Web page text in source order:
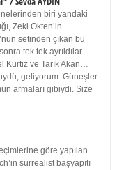
biri yandaki
Zeki Ökten’in
setinden çıkan bu
tek tek ayrıldılar
Kurtiz ve Tarık Akan…
geliyorum. Güneşler
armaları gibiydi. Size
göre yapılan
sürrealist başyapıtı